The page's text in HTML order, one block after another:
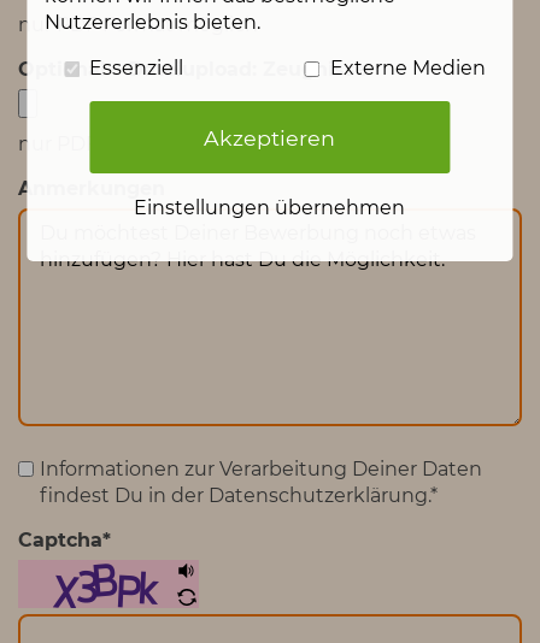
nur PDF Format möglich
Optional – Dateiupload: Zeugnisse
nur PDF Format möglich
Anmerkungen
Informationen zur Verarbeitung Deiner Daten
findest Du in der Datenschutzerklärung.*
Captcha*
Nutzererlebnis bieten.
Essenziell
Externe Medien
Akzeptieren
Einstellungen übernehmen